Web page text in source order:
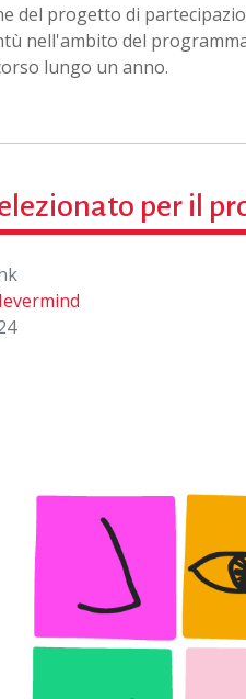
del progetto di
nell'ambito del
lungo un anno.
per il